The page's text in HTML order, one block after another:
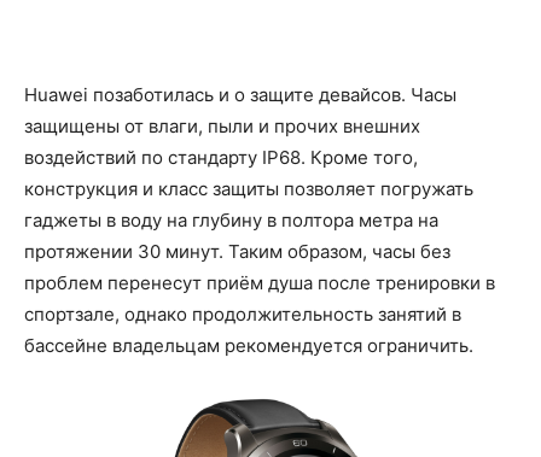
Huawei позаботилась и о защите девайсов. Часы
защищены от влаги, пыли и прочих внешних
воздействий по стандарту IP68. Кроме того,
конструкция и класс защиты позволяет погружать
гаджеты в воду на глубину в полтора метра на
протяжении 30 минут. Таким образом, часы без
проблем перенесут приём душа после тренировки в
спортзале, однако продолжительность занятий в
бассейне владельцам рекомендуется ограничить.